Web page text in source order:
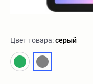
Цвет товара:серый